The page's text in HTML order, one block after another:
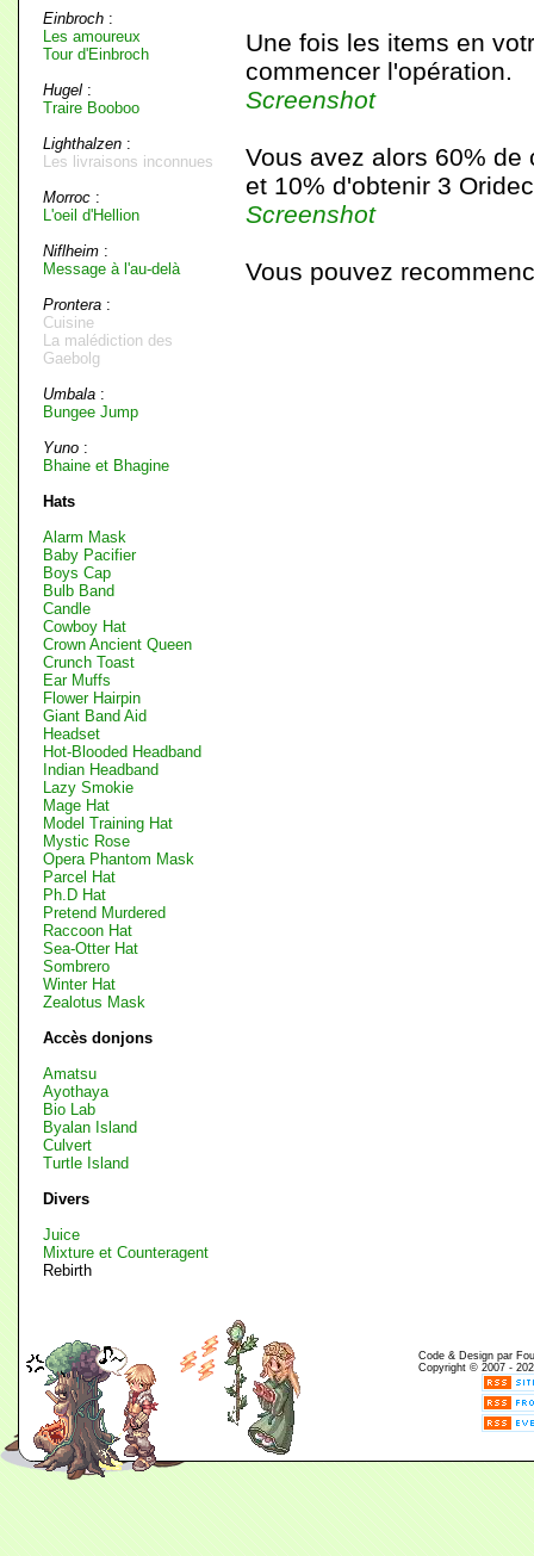
Einbroch :
Les amoureux
Tour d'Einbroch
Hugel :
Traire Booboo
Lighthalzen :
Les livraisons inconnues
Morroc :
L'oeil d'Hellion
Niflheim :
Message à l'au-delà
Prontera :
Cuisine
La malédiction des
Gaebolg
Umbala :
Bungee Jump
Yuno :
Bhaine et Bhagine
Hats
Alarm Mask
Baby Pacifier
Boys Cap
Bulb Band
Candle
Cowboy Hat
Crown Ancient Queen
Crunch Toast
Ear Muffs
Flower Hairpin
Giant Band Aid
Headset
Hot-Blooded Headband
Indian Headband
Lazy Smokie
Mage Hat
Model Training Hat
Mystic Rose
Opera Phantom Mask
Parcel Hat
Ph.D Hat
Pretend Murdered
Raccoon Hat
Sea-Otter Hat
Sombrero
Winter Hat
Zealotus Mask
Accès donjons
Amatsu
Ayothaya
Bio Lab
Byalan Island
Culvert
Turtle Island
Divers
Juice
Mixture et Counteragent
Rebirth
Une fois les items en
commencer l'opération.
Screenshot
Vous avez alors 60% de
et 10% d'obtenir 3
Screenshot
Vous pouvez
Code & Design par
Copyright © 2007 -